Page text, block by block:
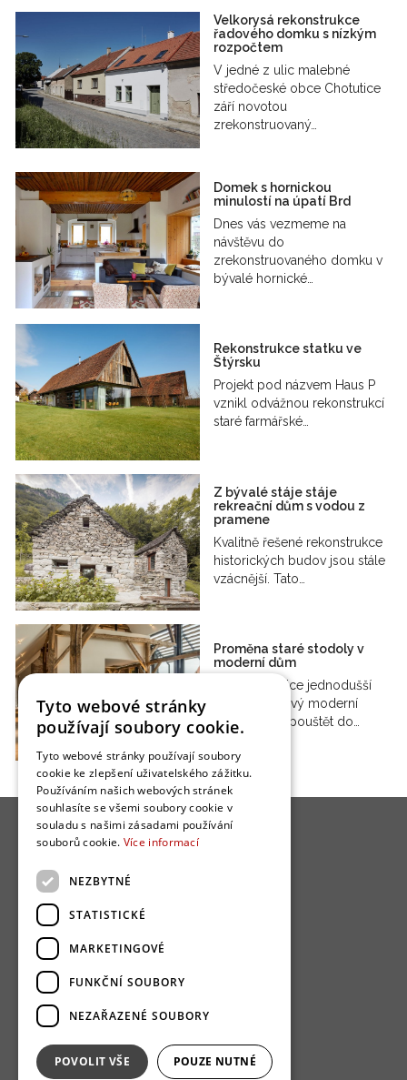
Velkorysá rekonstrukce
řadového domku s nízkým
rozpočtem
V jedné z ulic malebné
středočeské obce Chotutice
září novotou
zrekonstruovaný…
Domek s hornickou
minulostí na úpatí Brd
Dnes vás vezmeme na
návštěvu do
zrekonstruovaného domku v
bývalé hornické…
Rekonstrukce statku ve
Štýrsku
Projekt pod názvem Haus P
vznikl odvážnou rekonstrukcí
staré farmářské…
Z bývalé stáje stáje
rekreační dům s vodou z
pramene
Kvalitně řešené rekonstrukce
historických budov jsou stále
vzácnější. Tato…
Proměna staré stodoly v
moderní dům
Mnohdy je sice jednodušší
postavit si nový moderní
dům, než se pouštět do…
Uživatelské podmínky
Ochrana osobních údajú
Cookies
Tyto webové stránky
používají soubory cookie.
Tyto webové stránky používají soubory
cookie ke zlepšení uživatelského zážitku.
Používáním našich webových stránek
souhlasíte se všemi soubory cookie v
souladu s našimi zásadami používání
souborů cookie. Více informací
NEZBYTNÉ
STATISTICKÉ
MARKETINGOVÉ
FUNKČNÍ SOUBORY
NEZAŘAZENÉ SOUBORY
POVOLIT VŠE POUZE NUTNÉ